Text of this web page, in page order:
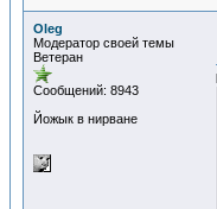
Oleg
Модератор своей темы
Ветеран
Сообщений: 8943
Йожык в нирване